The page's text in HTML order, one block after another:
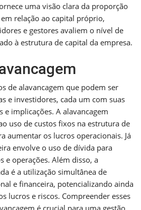
uma visão clara da proporção
relação ao capital próprio,
e gestores avaliem o nível de
à estrutura de capital da empresa.
de alavancagem que podem ser
e investidores, cada um com suas
e implicações. A alavancagem
uso de custos fixos na estrutura de
aumentar os lucros operacionais. Já
envolve o uso de dívida para
e operações. Além disso, a
é a utilização simultânea de
e financeira, potencializando ainda
lucros e riscos. Compreender esses
é crucial para uma gestão